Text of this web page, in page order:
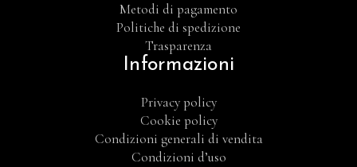
Metodi di pagamento
Politiche di spedizione
Trasparenza
Informazioni
Privacy policy
Cookie policy
Condizioni generali di vendita
Condizioni d’uso